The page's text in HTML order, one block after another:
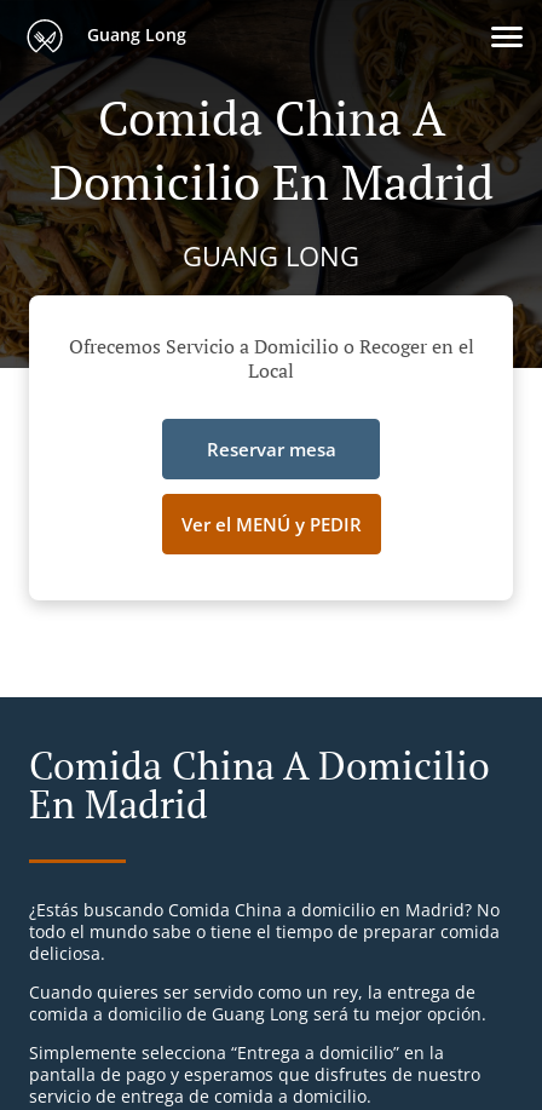
Guang Long
Comida China A
Domicilio En Madrid
GUANG LONG
Ofrecemos Servicio a Domicilio o Recoger en el
Local
Reservar mesa
Ver el MENÚ y PEDIR
Comida China A Domicilio
En Madrid
¿Estás buscando Comida China a domicilio en Madrid? No
todo el mundo sabe o tiene el tiempo de preparar comida
deliciosa.
Cuando quieres ser servido como un rey, la entrega de
comida a domicilio de Guang Long será tu mejor opción.
Simplemente selecciona “Entrega a domicilio” en la
pantalla de pago y esperamos que disfrutes de nuestro
servicio de entrega de comida a domicilio.